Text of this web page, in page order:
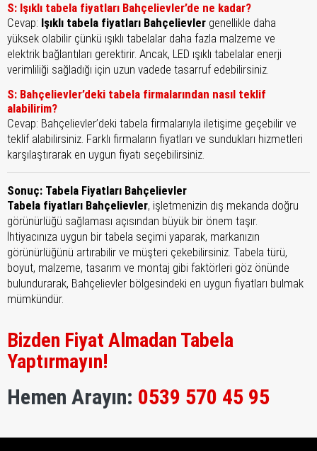
S: Işıklı tabela fiyatları Bahçelievler’de ne kadar?
Cevap: Işıklı tabela fiyatları Bahçelievler genellikle daha
yüksek olabilir çünkü ışıklı tabelalar daha fazla malzeme ve
elektrik bağlantıları gerektirir. Ancak, LED ışıklı tabelalar enerji
verimliliği sağladığı için uzun vadede tasarruf edebilirsiniz.
S: Bahçelievler’deki tabela firmalarından nasıl teklif
alabilirim?
Cevap: Bahçelievler’deki tabela firmalarıyla iletişime geçebilir ve
teklif alabilirsiniz. Farklı firmaların fiyatları ve sundukları hizmetleri
karşılaştırarak en uygun fiyatı seçebilirsiniz.
Sonuç: Tabela Fiyatları Bahçelievler
Tabela fiyatları Bahçelievler, işletmenizin dış mekanda doğru
görünürlüğü sağlaması açısından büyük bir önem taşır.
İhtiyacınıza uygun bir tabela seçimi yaparak, markanızın
görünürlüğünü artırabilir ve müşteri çekebilirsiniz. Tabela türü,
boyut, malzeme, tasarım ve montaj gibi faktörleri göz önünde
bulundurarak, Bahçelievler bölgesindeki en uygun fiyatları bulmak
mümkündür.
Bizden Fiyat Almadan Tabela
Yaptırmayın!
Hemen Arayın: 0539 570 45 95